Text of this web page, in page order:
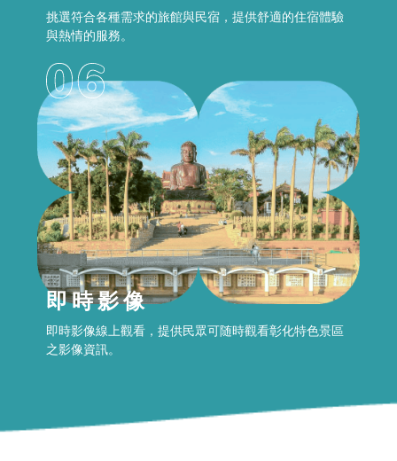
挑選符合各種需求的旅館與民宿，提供舒適的住宿體驗
與熱情的服務。
即時影像
即時影像線上觀看，提供民眾可随時觀看彰化特色景區
之影像資訊。